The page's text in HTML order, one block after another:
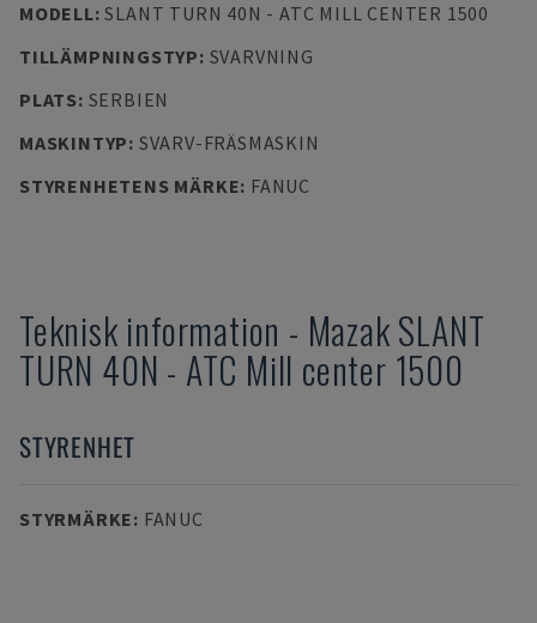
MODELL:SLANT TURN 40N - ATC MILL CENTER 1500
TILLÄMPNINGSTYP: SVARVNING
PLATS: SERBIEN
MASKINTYP: SVARV-FRÄSMASKIN
STYRENHETENS MÄRKE: FANUC
Teknisk information - MazakSLANT
TURN 40N - ATC Mill center 1500
STYRENHET
STYRMÄRKE: FANUC